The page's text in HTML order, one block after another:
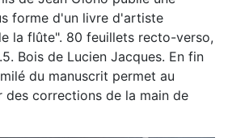
forme d'un livre d'artiste
la flûte". 80 feuillets recto-verso,
Bois de Lucien Jacques. En fin
du manuscrit permet au
des corrections de la main de